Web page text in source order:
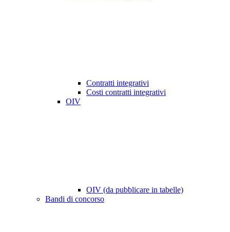
Contratti integrativi
Costi contratti integrativi
OIV
OIV (da pubblicare in tabelle)
Bandi di concorso